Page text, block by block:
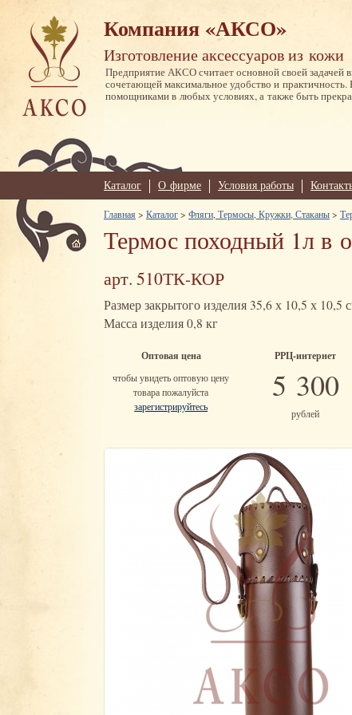
Компания «АКСО»
Изготовление аксессуаров из кожи
Предприятие АКСО считает основной своей задачей
сочетающей максимальное удобство и
помощниками в любых условиях, а также быть
Каталог О фирме Условия работы
Главная > Каталог> Фляги, Термосы, Кружки, Стаканы>
Термос походный 1л в
арт. 510ТК-КОР
Размер закрытого изделия 35,6 х 10,5 х 10,5
Масса изделия 0,8 кг
Оптовая цена
чтобы увидеть оптовую цену
товара пожалуйста
зарегистрируйтесь
РРЦ-интернет
5 300
рублей